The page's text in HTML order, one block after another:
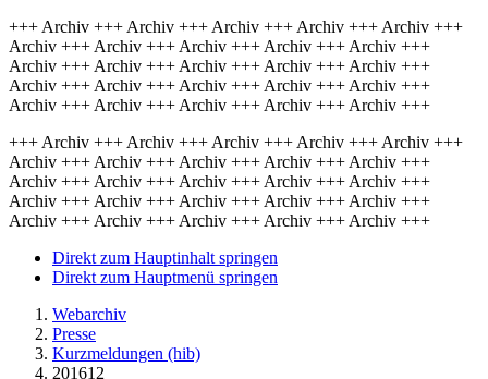
+++ Archiv +++ Archiv +++ Archiv +++ Archiv +++ Archiv +++
Archiv +++ Archiv +++ Archiv +++ Archiv +++ Archiv +++
Archiv +++ Archiv +++ Archiv +++ Archiv +++ Archiv +++
Archiv +++ Archiv +++ Archiv +++ Archiv +++ Archiv +++
Archiv +++ Archiv +++ Archiv +++ Archiv +++ Archiv +++
+++ Archiv +++ Archiv +++ Archiv +++ Archiv +++ Archiv +++
Archiv +++ Archiv +++ Archiv +++ Archiv +++ Archiv +++
Archiv +++ Archiv +++ Archiv +++ Archiv +++ Archiv +++
Archiv +++ Archiv +++ Archiv +++ Archiv +++ Archiv +++
Archiv +++ Archiv +++ Archiv +++ Archiv +++ Archiv +++
Direkt zum Hauptinhalt springen
Direkt zum Hauptmenü springen
Webarchiv
Presse
Kurzmeldungen (hib)
201612